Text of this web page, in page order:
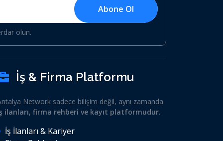
Abone Ol
olun.
İş & Firma Platformu
Network sadece bilişim değil, aynı zamanda
ilanları, firma rehberi ve kayıt platformudur.
İş İlanları & Kariyer